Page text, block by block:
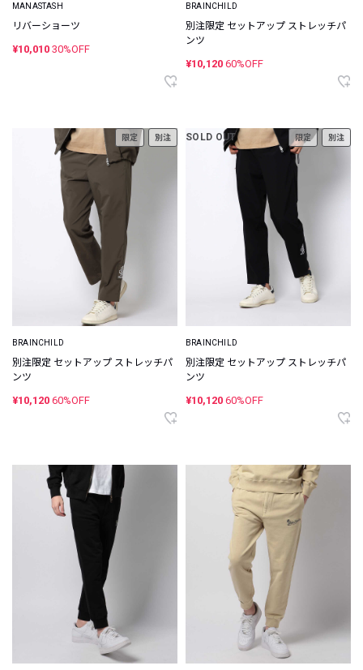
MANASTASH
リバーショーツ
¥10,010 30%OFF
BRAINCHILD
別注限定 セットアップ ストレッチパ
ンツ
¥10,120 60%OFF
限定 別注
BRAINCHILD
別注限定 セットアップ ストレッチパ
ンツ
¥10,120 60%OFF
SOLD OUT 限定 別注
BRAINCHILD
別注限定 セットアップ ストレッチパ
ンツ
¥10,120 60%OFF